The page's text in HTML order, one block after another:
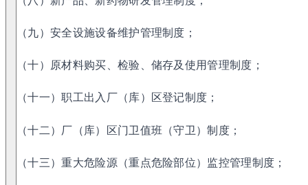
（九）安全设施设备维护管理制度；
（十）原材料购买、检验、储存及使用管理制度；
（十一）职工出入厂（库）区登记制度；
（十二）厂（库）区门卫值班（守卫）制度；
（十三）重大危险源（重点危险部位）监控管理制度；